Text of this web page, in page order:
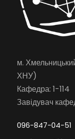
м.
ХНУ)
Кафедра: 1-114
Завідувач
096-847-04-51